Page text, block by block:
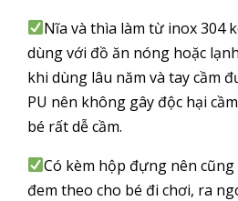
Nĩa và thìa làm từ inox 304
dùng với đồ ăn nóng hoặc
khi dùng lâu năm và tay cầm
PU nên không gây độc hại
bé rất dễ cầm.
Có kèm hộp đựng nên
đem theo cho bé đi chơi, ra